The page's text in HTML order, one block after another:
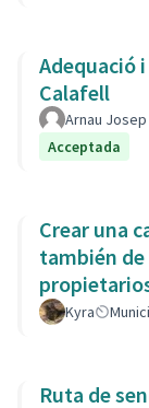
Adequació
Calafell
Arnau
Acceptada
Crear una
también de
heces de
Kyra
Ruta de